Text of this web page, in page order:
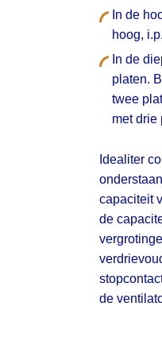
In de
hoog,
In de
platen.
twee
met drie
Idealiter
capaciteit
de
de